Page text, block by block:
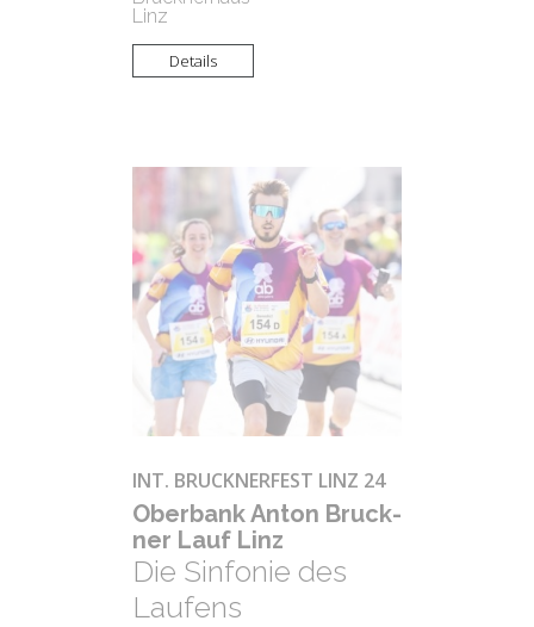
Linz
Details
INT. BRUCKNERFEST LINZ 24
Ober­bank Anton Bruck­
ner Lauf Linz
Die Sinfonie des
Laufens